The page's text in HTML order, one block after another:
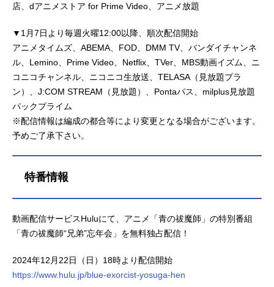
店、dアニメストア for Prime Video、アニメ放題
▼1月7日より毎週火曜12:00以降、順次配信開始
アニメタイムズ、ABEMA、FOD、DMM TV、バンダイチャンネ
ル、Lemino、Prime Video、Netflix、TVer、MBS動画イズム、ニ
コニコチャンネル、ニコニコ生放送、TELASA（見放題プラ
ン）、J:COM STREAM（見放題）、Pontaパス、milplus見放題
パックプライム
※配信情報は編成の都合等により変更となる場合がございます。
予めご了承下さい。
特番情報
動画配信サービスHuluにて、アニメ「青の祓魔師」の特別番組
「青の祓魔師“兄弟”忘年会」を無料独占配信！
2024年12月22日（日）18時より配信開始
https://www.hulu.jp/blue-exorcist-yosuga-hen